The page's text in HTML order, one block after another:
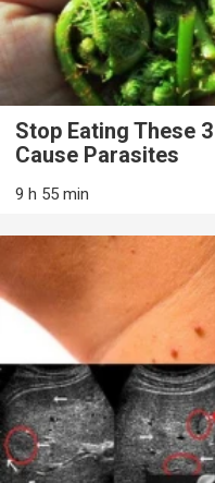
Stop Eating These
Cause Parasites
9 h 55 min